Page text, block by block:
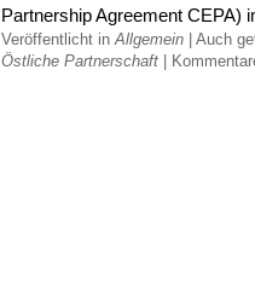
Partnership Agreement CEPA)
Veröffentlicht inAllgemein Auch
Östliche Partnerschaft